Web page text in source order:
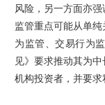
风险，另一方面亦
监管重点可能从单
为监管、交易行为
见》要求推动其为
机构投资者，并要求